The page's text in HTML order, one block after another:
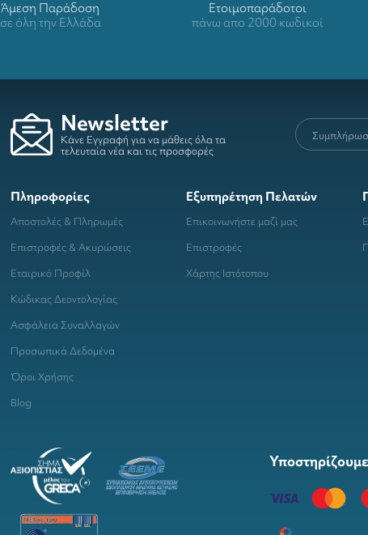
Άμεση Παράδοση
σε όλη την Ελλάδα
Ετοιμοπαράδοτοι
πάνω απο 2000 κωδικοί
Newsletter
Κάνε Εγγραφή για να μάθεις όλα τα
τελευταία νέα και τις προσφορές
Πληροφορίες
Αποστολές & Πληρωμές
Επιστροφές & Ακυρώσεις
Εταιρικό Προφίλ
Κώδικας Δεοντολογίας
Ασφάλεια Συναλλαγών
Προσωπικά Δεδομένα
Όροι Χρήσης
Blog
Εξυπηρέτηση Πελατών
Επικοινωνήστε μαζί μας
Επιστροφές
Χάρτης Ιστότοπου